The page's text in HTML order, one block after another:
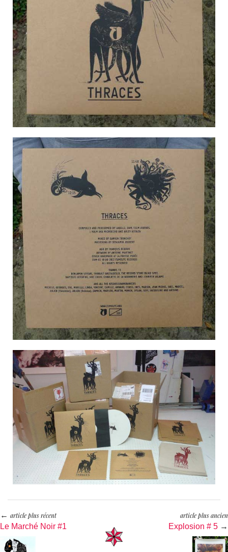
← article plus récent
Le Marché Noir #1
article plus ancien
Explosion # 5 →